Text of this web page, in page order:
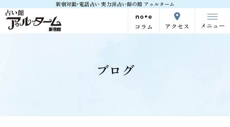
新宿対面･電話占い 実力派占い師の館 アゥルターム
コラム アクセス メニュー
ブログ